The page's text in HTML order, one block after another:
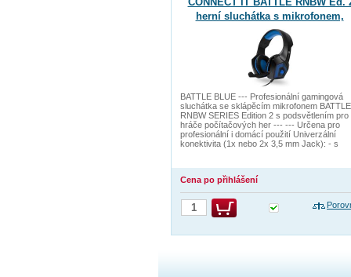
herní sluchátka s mikrofonem,
2xJack+USB, MODRÁ
BATTLE BLUE --- Profesionální gamingová
sluchátka se sklápěcím mikrofonem BATTLE
RNBW SERIES Edition 2 s podsvětlením pro
hráče počítačových her --- --- Určena pro
profesionální i domácí použití Univerzální
konektivita (1x nebo 2x 3,5 mm Jack): - s
Cena po přihlášení